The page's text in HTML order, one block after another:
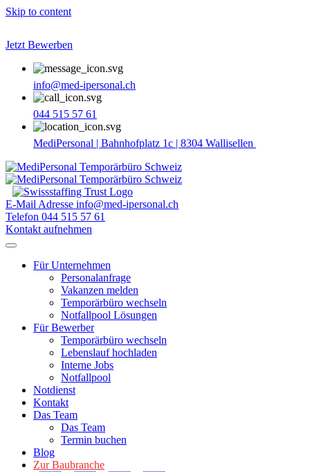
Skip to content
Jetzt Bewerben
info@med-ipersonal.ch
044 515 57 61
MediPersonal | Bahnhofplatz 1c | 8304 Wallisellen
E-Mail Adresse info@med-ipersonal.ch
Telefon 044 515 57 61
Kontakt aufnehmen
Für Unternehmen
Personalanfrage
Vakanzen melden
Temporärbüro wechseln
Notfallpool Lösungen
Für Bewerber
Temporärbüro wechseln
Lebenslauf hochladen
Interne Jobs
Notfallpool
Notdienst
Kontakt
Das Team
Das Team
Termin buchen
Blog
Zur Baubranche